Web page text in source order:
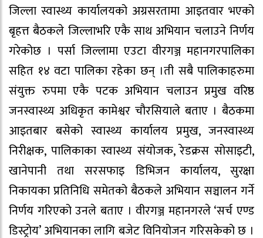
जिल्ला स्वास्थ्य कार्यालयको अग्रसरतामा आइतवार भएको
बृहत्त बैठकले जिल्लाभरि एकै साथ अभियान चलाउने निर्णय
गरेकोछ । पर्सा जिल्लामा एउटा वीरगञ्ज महानगरपालिका
सहित १४ वटा पालिका रहेका छन् ।ती सबै पालिकाहरुमा
संयुक्त रुपमा एकै पटक अभियान चलाउन प्रमुख वरिष्ठ
जनस्वास्थ्य अधिकृत कामेश्वर चौरसियाले बताए । बैठकमा
आइतबार बसेको स्वास्थ्य कार्यालय प्रमुख, जनस्वास्थ्य
निरीक्षक, पालिकाका स्वास्थ्य संयोजक, रेडक्रस सोसाइटी,
खानेपानी तथा सरसफाइ डिभिजन कार्यालय, सुरक्षा
निकायका प्रतिनिधि समेतको बैठकले अभियान सञ्चालन गर्ने
निर्णय गरिएको उनले बताए । वीरगञ्ज महानगरले ‘सर्च एण्ड
डिस्ट्रोय’ अभियानका लागि बजेट विनियोजन गरिसकेको छ ।